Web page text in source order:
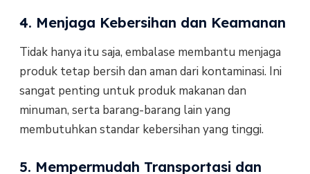
4. Menjaga Kebersihan dan Keamanan
Tidak hanya itu saja, embalase membantu menjaga
produk tetap bersih dan aman dari kontaminasi. Ini
sangat penting untuk produk makanan dan
minuman, serta barang-barang lain yang
membutuhkan standar kebersihan yang tinggi.
5. Mempermudah Transportasi dan